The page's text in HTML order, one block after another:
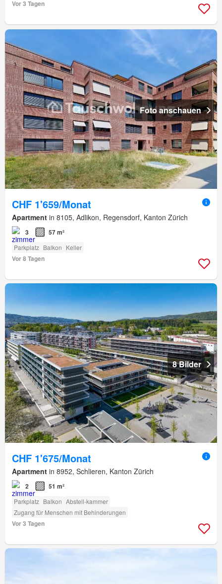
Vor 3 Tagen
Foto anschauen
CHF 1'659/Monat
Apartment in 8105, Adlikon, Regensdorf, Kanton Zürich
3 57 m²
Parkplatz Balkon Keller
Vor 8 Tagen
8 Bilder
CHF 1'675/Monat
Apartment in 8952, Schlieren, Kanton Zürich
2 51 m²
Parkplatz Balkon Abstell-kammer
Zugang für Menschen mit Behinderungen
Vor 3 Tagen